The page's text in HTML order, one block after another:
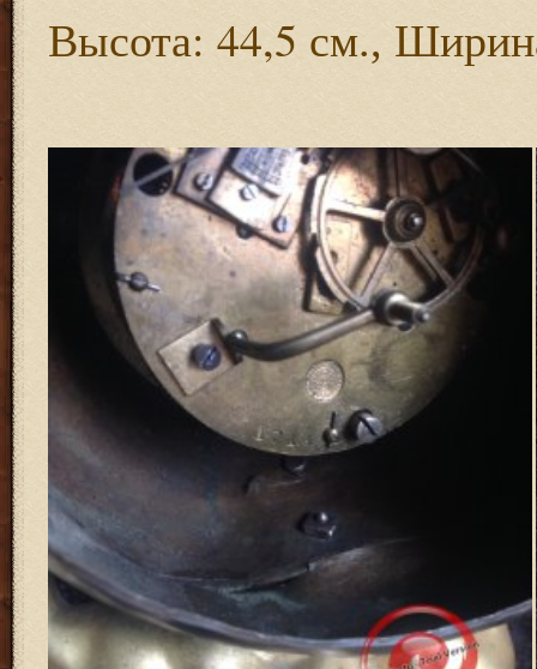
Высота: 44,5 см.,